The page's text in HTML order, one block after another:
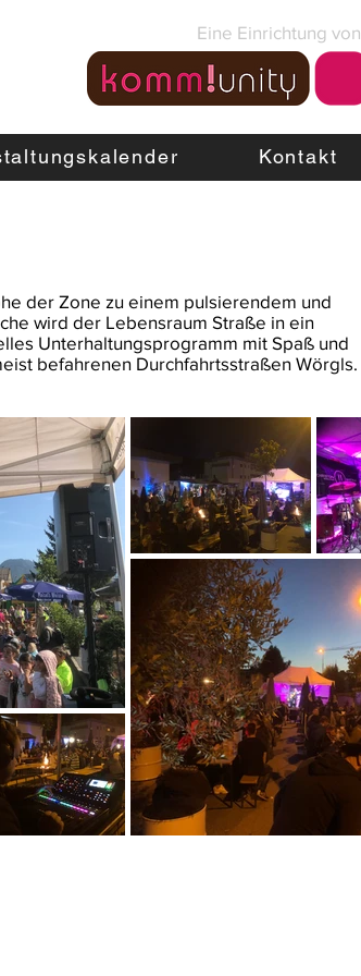
Eine Einrichtung von
Kontakt
der Zone zu einem pulsierendem und
wird der Lebensraum Straße in ein
Unterhaltungsprogramm mit Spaß und
befahrenen Durchfahrtsstraßen Wörgls.